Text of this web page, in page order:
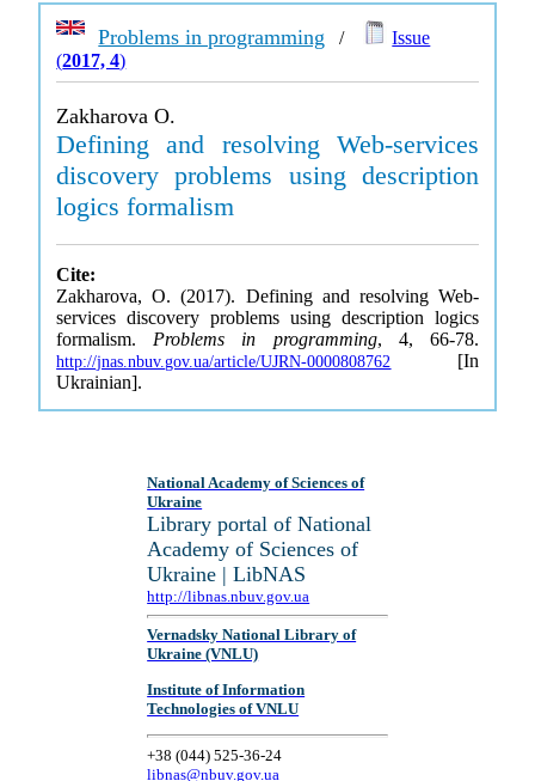
Problems in programming /
Issue
(2017, 4)
Zakharova O.
Defining and resolving Web-services
discovery problems using description
logics formalism
Cite:
Zakharova, O. (2017). Defining and resolving Web-
services discovery problems using description logics
formalism. Problems in programming, 4, 66-78.
http://jnas.nbuv.gov.ua/article/UJRN-0000808762 [In
Ukrainian].
National Academy of Sciences of
Ukraine
Library portal of National
Academy of Sciences of
Ukraine | LibNAS
http://libnas.nbuv.gov.ua
Vernadsky National Library of
Ukraine (VNLU)
Institute of Information
Technologies of VNLU
+38 (044) 525-36-24
libnas@nbuv.gov.ua